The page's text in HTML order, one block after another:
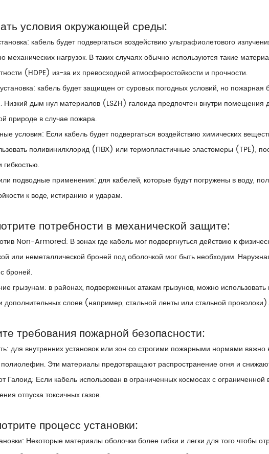
условия окружающей среды:
кабель будет подвергаться воздействию ультрафиолетового
механических нагрузок. В таких случаях обычно используются такие
(HDPE) из-за их превосходной атмосферостойкости и прочности.
кабель будет защищен от суровых погодных условий, но пожарная
Низкий дым нул материалов (LSZH) галоида предпочтен внутри помещения
природе в случае пожара.
условия: Если кабель будет подвергаться воздействию химических
поливинилхлорид (ПВХ) или термопластичные эластомеры (TPE),
гибкостью.
подводные применения: для кабелей, которые будут погружены в воду,
к воде, истиранию и ударам.
потребности в механической защите:
Non-Armored: В зонах где кабель мог подвергнуться действию к
или неметаллической броней под оболочкой мог быть необходим.
броней.
грызунам: в районах, подверженных атакам грызунов, можно
дополнительных слоев (например, стальной ленты или стальной проволоки).
требования пожарной безопасности:
для внутренних установок или зон со строгими пожарными нормами важно
полиолефин. Эти материалы предотвращают распространение огня и
Галоид: Если кабель использован в ограниченных космосах с
отпуска токсичных газов.
процесс установки:
Некоторые материалы оболочки более гибки и легки для того чтобы